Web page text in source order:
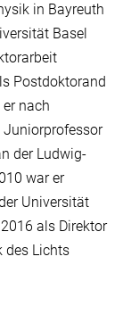
in Bayreuth
Basel
Postdoktorand
nach
der Ludwig-
war er
Universität
als Direktor
des Lichts